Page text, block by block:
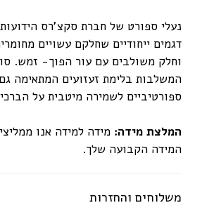
נעלי ספורט של חברת סקצ'רס
דגמים ייחודיים שחלקם עשויים
וחלק משולבים עם עור הפוך- זמש.
המשלבות בלימת זעזועים המתאימה
ספורטיביים לשמירה מיטבית על
המלצת מידה: מידה למידה אנו
המידה הקבועה שלך.
משלוחים והחזרות